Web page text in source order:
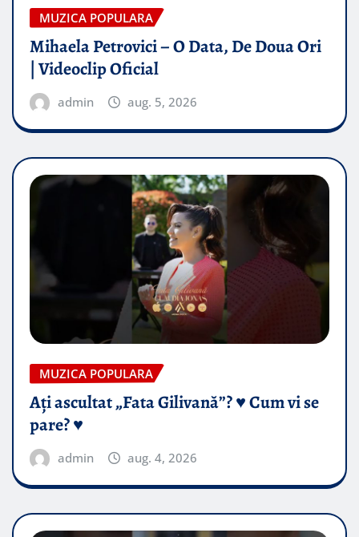
MUZICA POPULARA
Mihaela Petrovici – O Data, De Doua Ori
| Videoclip Oficial
admin aug. 5, 2026
MUZICA POPULARA
Ați ascultat „Fata Gilivană”? ♥️ Cum vi se
pare? ♥️
admin aug. 4, 2026